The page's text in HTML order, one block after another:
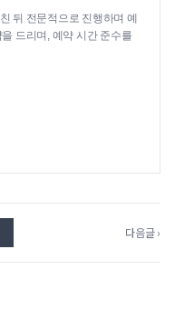
뒤 전문적으로 진행하며 예
드리며, 예약 시간 준수를
다음글 ›